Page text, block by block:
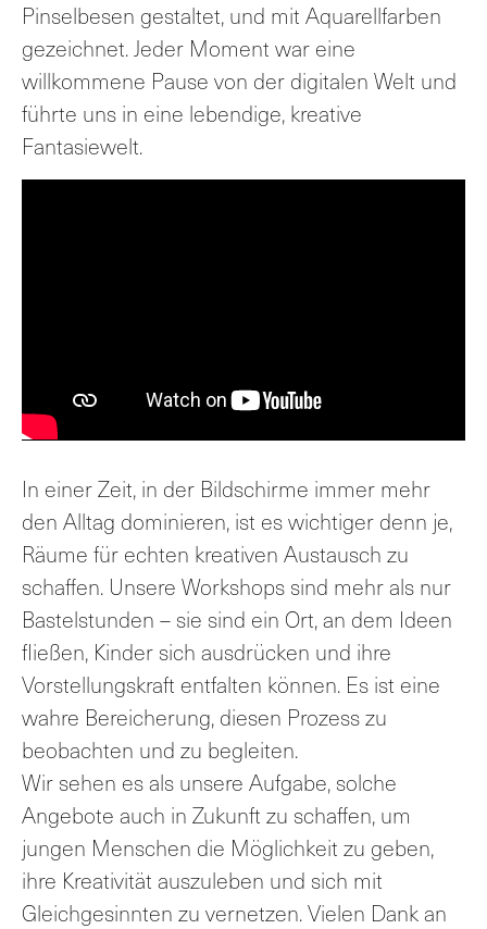
Pinselbesen gestaltet, und mit Aquarellfarben
gezeichnet. Jeder Moment war eine
willkommene Pause von der digitalen Welt und
führte uns in eine lebendige, kreative
Fantasiewelt.
In einer Zeit, in der Bildschirme immer mehr
den Alltag dominieren, ist es wichtiger denn je,
Räume für echten kreativen Austausch zu
schaffen. Unsere Workshops sind mehr als nur
Bastelstunden – sie sind ein Ort, an dem Ideen
fließen, Kinder sich ausdrücken und ihre
Vorstellungskraft entfalten können. Es ist eine
wahre Bereicherung, diesen Prozess zu
beobachten und zu begleiten.
Wir sehen es als unsere Aufgabe, solche
Angebote auch in Zukunft zu schaffen, um
jungen Menschen die Möglichkeit zu geben,
ihre Kreativität auszuleben und sich mit
Gleichgesinnten zu vernetzen. Vielen Dank an